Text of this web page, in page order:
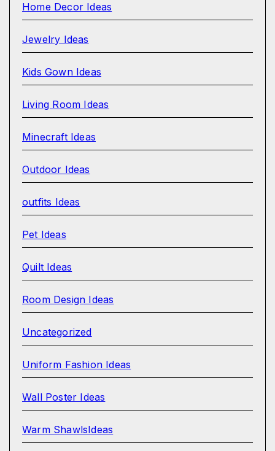
Home Decor Ideas
Jewelry Ideas
Kids Gown Ideas
Living Room Ideas
Minecraft Ideas
Outdoor Ideas
outfits Ideas
Pet Ideas
Quilt Ideas
Room Design Ideas
Uncategorized
Uniform Fashion Ideas
Wall Poster Ideas
Warm ShawlsIdeas